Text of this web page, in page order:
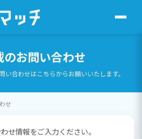
のお問い合わせ
い合わせはこちらからお願いいたします。
せ
せ情報をご入力ください。